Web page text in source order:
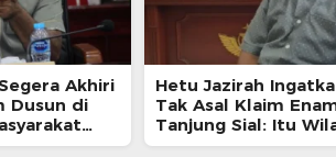
Akhiri
Dusun di
Korban
Hetu Jazirah
Tak Asal Klaim
Tanjung Sial: Itu
Petuanan Sejak